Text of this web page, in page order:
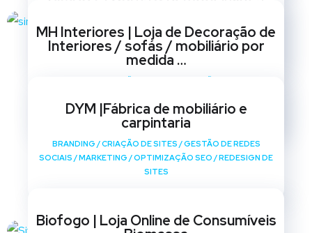
SOCIAIS /MARKETING OPTIMIZAÇÃO SEO/ REDESIGN DE
SITES
MH Interiores | Loja de Decoração de
Interiores / sofás / mobiliário por
medida …
SITES
DYM |Fábrica de mobiliário e
carpintaria
BRANDING /CRIAÇÃO DE SITES /GESTÃO DE REDES
SOCIAIS /MARKETING /OPTIMIZAÇÃO SEO /REDESIGN DE
SITES
Biofogo | Loja Online de Consumíveis